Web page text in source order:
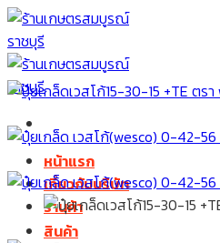
Skip
to
content
หน้าแรก
เกี่ยวกับบริษัท
ร้านค้า
สินค้า